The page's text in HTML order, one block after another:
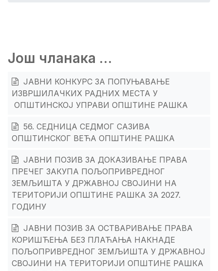
Још чланака …
ЈАВНИ КОНКУРС ЗА ПОПУЊАВАЊЕ
ИЗВРШИЛАЧКИХ РАДНИХ МЕСТА У
ОПШТИНСКОЈ УПРАВИ ОПШТИНЕ РАШКА
56. СЕДНИЦА СЕДМОГ САЗИВА
ОПШТИНСКОГ ВЕЋА ОПШТИНЕ РАШКА
ЈАВНИ ПОЗИВ ЗА ДОКАЗИВАЊЕ ПРАВА
ПРЕЧЕГ ЗАКУПА ПОЉОПРИВРЕДНОГ
ЗЕМЉИШТА У ДРЖАВНОЈ СВОЈИНИ НА
ТЕРИТОРИЈИ ОПШТИНЕ РАШКА ЗА 2027.
ГОДИНУ
ЈАВНИ ПОЗИВ ЗА ОСТВАРИВАЊЕ ПРАВА
КОРИШЋЕЊА БЕЗ ПЛАЋАЊА НАКНАДЕ
ПОЉОПРИВРЕДНОГ ЗЕМЉИШТА У ДРЖАВНОЈ
СВОЈИНИ НА ТЕРИТОРИЈИ ОПШТИНЕ РАШКА